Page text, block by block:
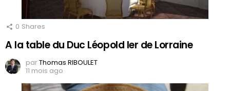
0 Shares
A la table du Duc Léopold Ier de Lorraine
parThomas RIBOULET
11 mois ago